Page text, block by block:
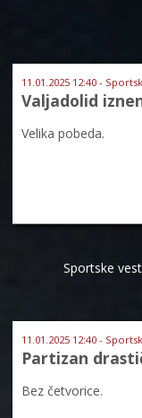
11.01.2025 12:40 -
Valjadolid
Velika pobeda.
Sportske
11.01.2025 12:40 -
Partizan
Bez četvorice.